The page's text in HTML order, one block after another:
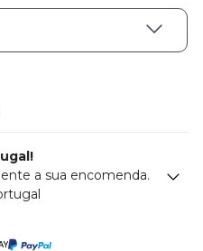
a sua encomenda.